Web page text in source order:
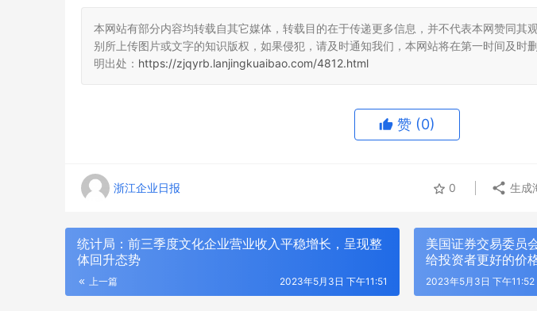
本网站有部分内容均转载自其它媒体，转载目的在于传递更多信息，并不代表本网赞同其
别所上传图片或文字的知识版权，如果侵犯，请及时通知我们，本网站将在第一时间及时
明出处： https://zjqyrb.lanjingkuaibao.com/4812.html
赞 (0)
浙江企业日报 0 生成
统计局：前三季度文化企业营业收入平稳增长，呈现整
体回升态势
上一篇 2023年5月3日 下午11:51
美国证券交易委员
给投资者更好的价
2023年5月3日 下午11:52